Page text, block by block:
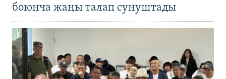
боюнча жаңы талап сунуштады